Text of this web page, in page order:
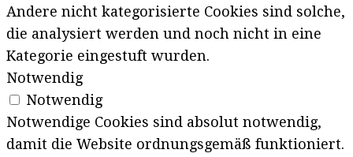
Andere nicht kategorisierte Cookies sind solche,
die analysiert werden und noch nicht in eine
Kategorie eingestuft wurden.
Notwendig
Notwendig
Notwendige Cookies sind absolut notwendig,
damit die Website ordnungsgemäß funktioniert.